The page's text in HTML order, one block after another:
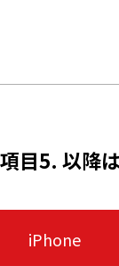
項目5. 以降
iPhone